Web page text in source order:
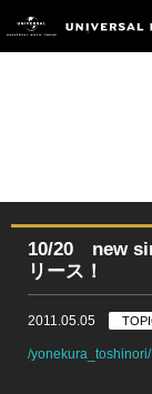
10/20 new
リース！
2011.05.05
/yonekura_toshinori/